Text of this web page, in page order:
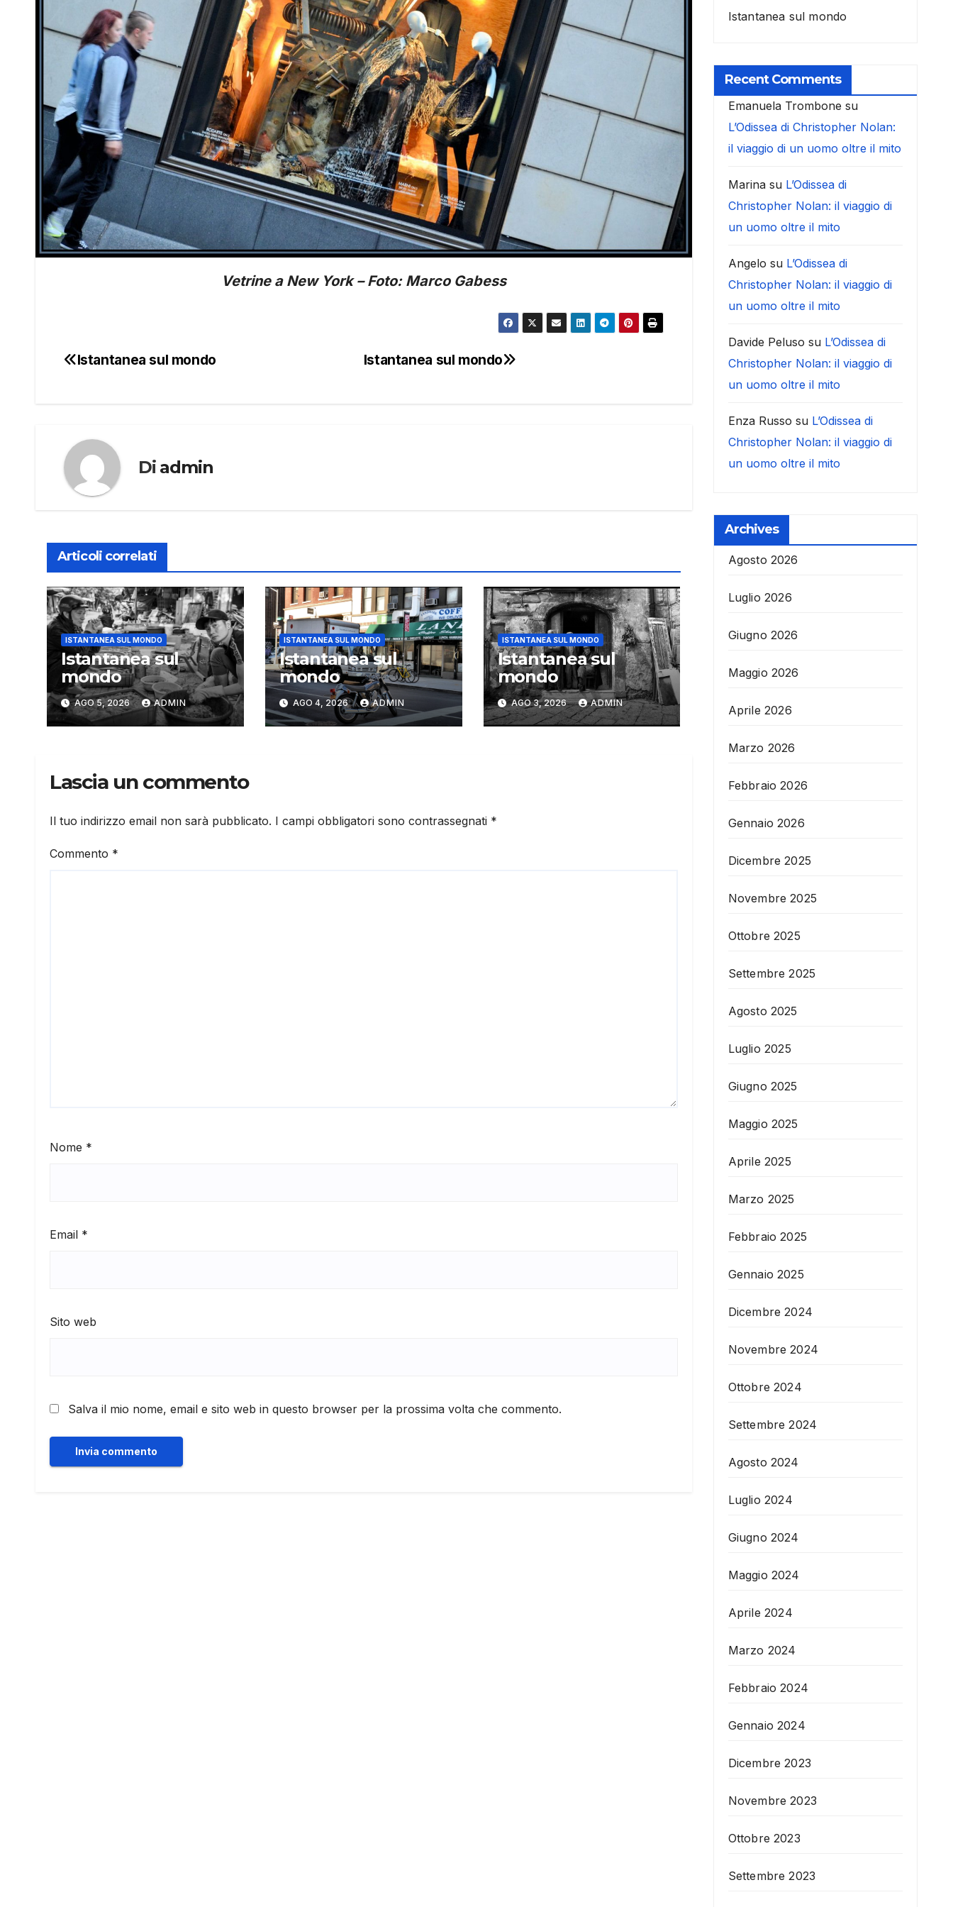
Vetrine a New York – Foto: Marco Gabess
Navigazione
Istantanea sul mondo
Istantanea sul mondo
Di admin
Articoli correlati
ISTANTANEA SUL MONDO
Istantanea sul
mondo
AGO 5, 2026 ADMIN
ISTANTANEA SUL MONDO
Istantanea sul
mondo
AGO 4, 2026 ADMIN
ISTANTANEA SUL MONDO
Istantanea sul
mondo
AGO 3, 2026 ADMIN
Lascia un commento
Il tuo indirizzo email non sarà pubblicato. I campi obbligatori sono contrassegnati *
Commento *
Nome *
Email *
Sito web
Salva il mio nome, email e sito web in questo browser per la prossima volta che commento.
Istantanea sul mondo
Recent Comments
Emanuela Trombone su
L’Odissea di Christopher Nolan:
il viaggio di un uomo oltre il mito
Marinasu L’Odissea di
Christopher Nolan: il viaggio di
un uomo oltre il mito
Angelo su L’Odissea di
Christopher Nolan: il viaggio di
un uomo oltre il mito
Davide Peluso su L’Odissea di
Christopher Nolan: il viaggio di
un uomo oltre il mito
Enza Russo su L’Odissea di
Christopher Nolan: il viaggio di
un uomo oltre il mito
Archives
Agosto 2026
Luglio 2026
Giugno 2026
Maggio 2026
Aprile 2026
Marzo 2026
Febbraio 2026
Gennaio 2026
Dicembre 2025
Novembre 2025
Ottobre 2025
Settembre 2025
Agosto 2025
Luglio 2025
Giugno 2025
Maggio 2025
Aprile 2025
Marzo 2025
Febbraio 2025
Gennaio 2025
Dicembre 2024
Novembre 2024
Ottobre 2024
Settembre 2024
Agosto 2024
Luglio 2024
Giugno 2024
Maggio 2024
Aprile 2024
Marzo 2024
Febbraio 2024
Gennaio 2024
Dicembre 2023
Novembre 2023
Ottobre 2023
Settembre 2023